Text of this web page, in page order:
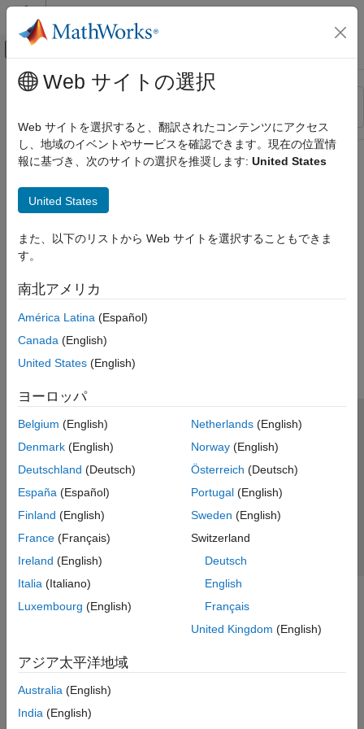
コンテンツへスキップ
オフキャンバス ナビゲーション メ
リソース
ステータス
メインコンテンツ
Web サイトの選択
Web サイトを選択すると、翻訳されたコンテンツにアクセス
し、地域のイベントやサービスを確認できます。現在の位置情
報に基づき、次のサイトの選択を推奨します: United States
United States
また、以下のリストから Web サイトを選択することもできま
す。
南北アメリカ
América Latina (Español)
Canada (English)
United States (English)
ヨーロッパ
Belgium (English)
Denmark (English)
Deutschland (Deutsch)
España (Español)
Finland (English)
France (Français)
Ireland (English)
Italia (Italiano)
Luxembourg (English)
Netherlands(English)
Norway(English)
Österreich (Deutsch)
Portugal(English)
Sweden (English)
Switzerland
Deutsch
English
Français
United Kingdom (English)
アジア太平洋地域
Australia (English)
India (English)
トラストセンター
プライバシー ポリシー
違法コピー防止
アプリケーション ステータス
© 1994-2026 The MathWorks, Inc.